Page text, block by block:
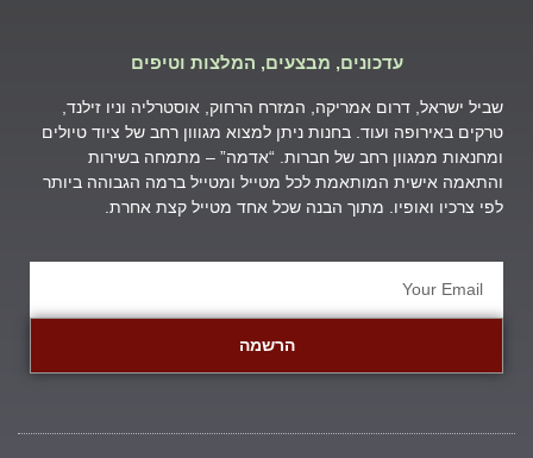
עדכונים, מבצעים, המלצות וטיפים
שביל ישראל, דרום אמריקה, המזרח הרחוק, אוסטרליה וניו זילנד,
טרקים באירופה ועוד. בחנות ניתן למצוא מגווון רחב של ציוד טיולים
ומחנאות ממגוון רחב של חברות. “אדמה” – מתמחה בשירות
והתאמה אישית המותאמת לכל מטייל ומטייל ברמה הגבוהה ביותר
לפי צרכיו ואופיו. מתוך הבנה שכל אחד מטייל קצת אחרת.
הרשמה